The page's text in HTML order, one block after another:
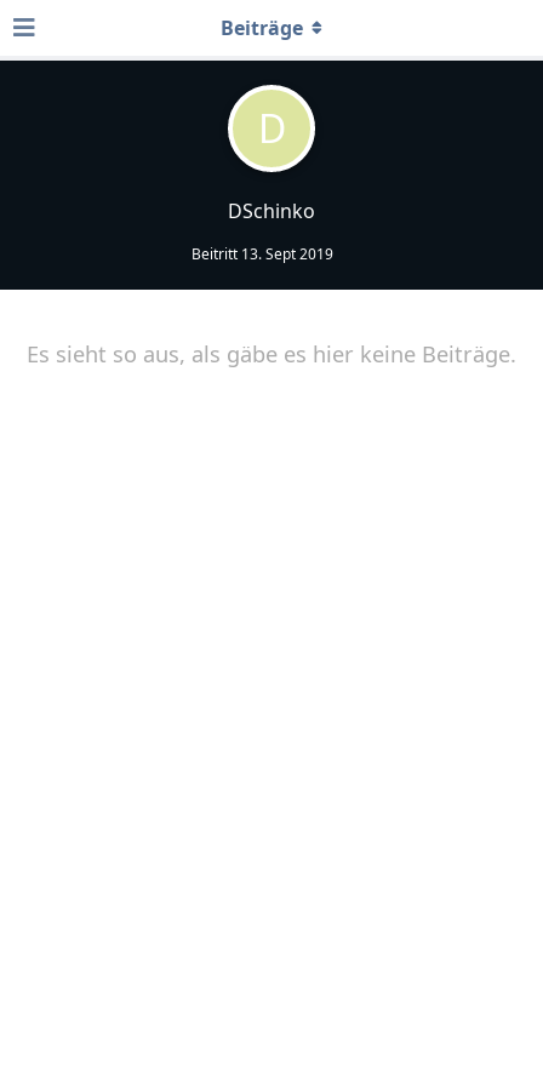
D
DSchinko
Beitritt 13. Sept 2019
Beiträge
Es sieht so aus, als gäbe es hier keine Beiträge.